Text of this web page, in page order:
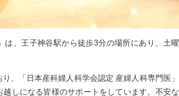
は、王子神谷駅から徒歩3分の場所にあり、土曜
、「日本産科婦人科学会認定 産婦人科専門医」
しになる皆様のサポートをしています。不安な